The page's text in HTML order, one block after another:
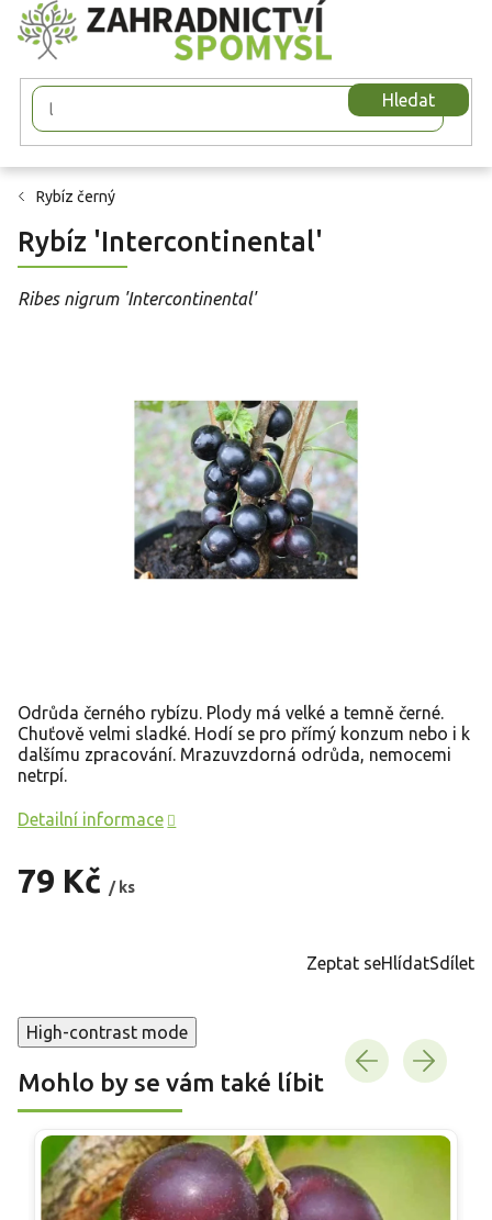
Přejít
na
obsah
Hledat
Rybíz černý
Rybíz 'Intercontinental'
Ribes nigrum 'Intercontinental'
79 Kč / ks
Odrůda černého rybízu. Plody má velké a temně černé.
Chuťově velmi sladké. Hodí se pro přímý konzum nebo i k
dalšímu zpracování. Mrazuvzdorná odrůda, nemocemi
netrpí.
Detailní informace
Zeptat seHlídatSdílet
High-contrast mode
Mohlo by se vám také líbit